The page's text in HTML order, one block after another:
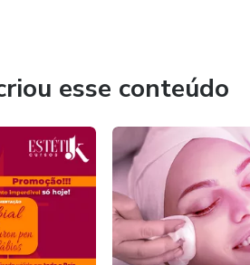
esse conteúdo